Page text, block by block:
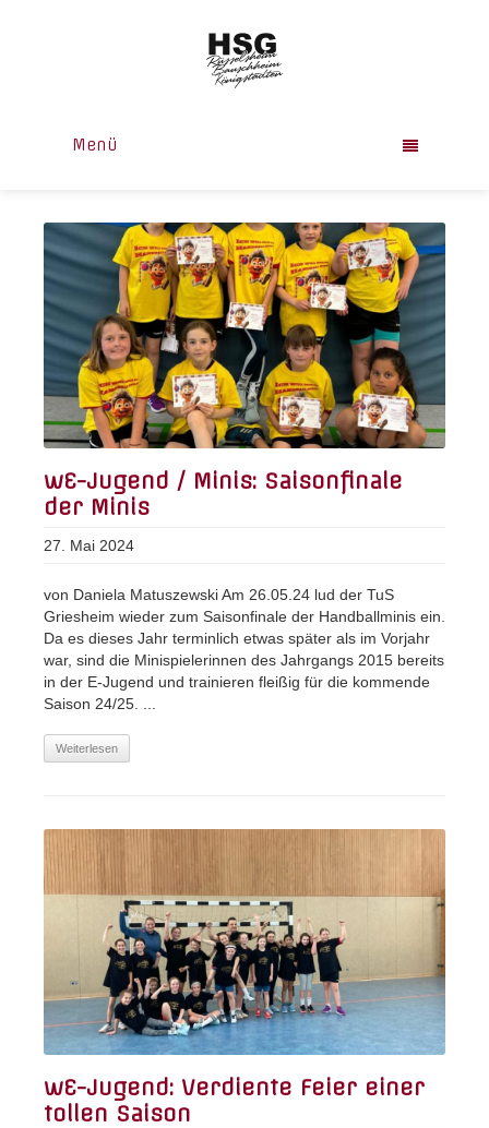
Menü
wE-Jugend / Minis: Saisonfinale
der Minis
27. Mai 2024
von Daniela Matuszewski Am 26.05.24 lud der TuS
Griesheim wieder zum Saisonfinale der Handballminis ein.
Da es dieses Jahr terminlich etwas später als im Vorjahr
war, sind die Minispielerinnen des Jahrgangs 2015 bereits
in der E-Jugend und trainieren fleißig für die kommende
Saison 24/25. ...
Weiterlesen
wE-Jugend: Verdiente Feier einer
tollen Saison